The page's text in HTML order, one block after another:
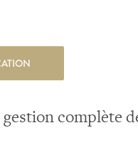
complète